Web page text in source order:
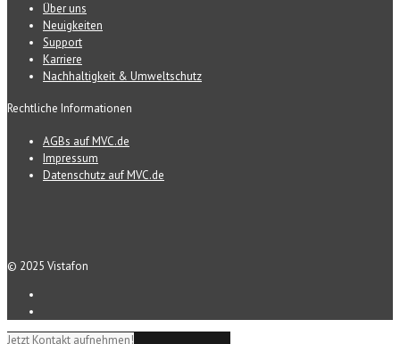
Über uns
Neuigkeiten
Support
Karriere
Nachhaltigkeit & Umweltschutz
Rechtliche Informationen
AGBs auf MVC.de
Impressum
Datenschutz auf MVC.de
© 2025 Vistafon
Jetzt Kontakt aufnehmen!